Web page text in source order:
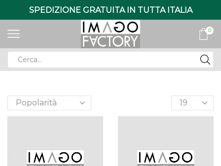
SPEDIZIONE GRATUITA IN TUTTA ITALIA
0
input
Products
per